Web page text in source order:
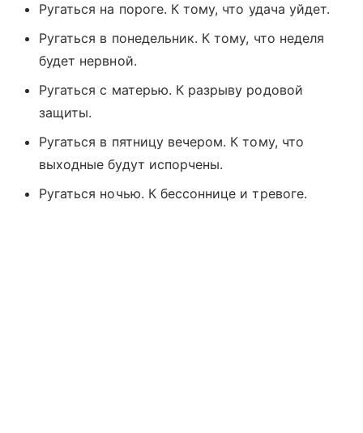
Ругаться на пороге. К тому, что удача уйдет.
Ругаться в понедельник. К тому, что неделя
будет нервной.
Ругаться с матерью. К разрыву родовой
защиты.
Ругаться в пятницу вечером. К тому, что
выходные будут испорчены.
Ругаться ночью. К бессоннице и тревоге.